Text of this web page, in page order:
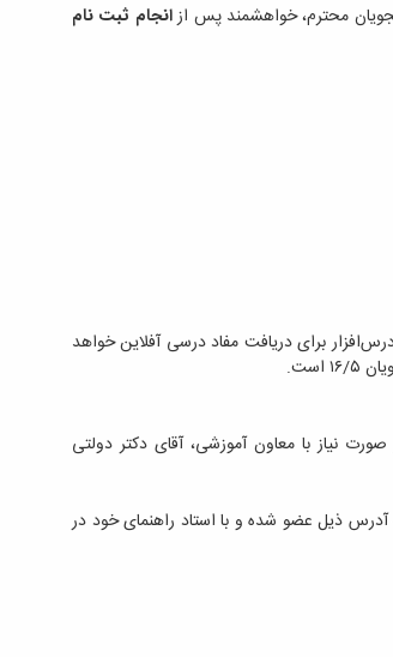
محترم، خواهشمند پس ازانجام ثبت نام
برای دریافت مفاد درسی آفلاین خواهد
آموزشی، آقای بختیاری (۰۸۱۳۴۹۴۷۷۷۴و ۰۸۱۳۴۹۴۷۷۷۰) و در صورت نیاز با معاون آموزشی، آقای دکتر دولتی
آدرس ذیل عضو شده و با استاد راهنمای خود در